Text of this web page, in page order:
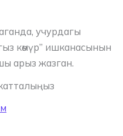
учурдагы
көмүр” ишканасынын
арыз жазган.